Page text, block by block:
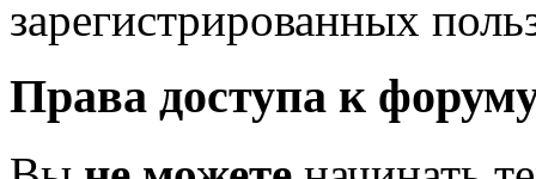
зарегистрированных
Права доступа к